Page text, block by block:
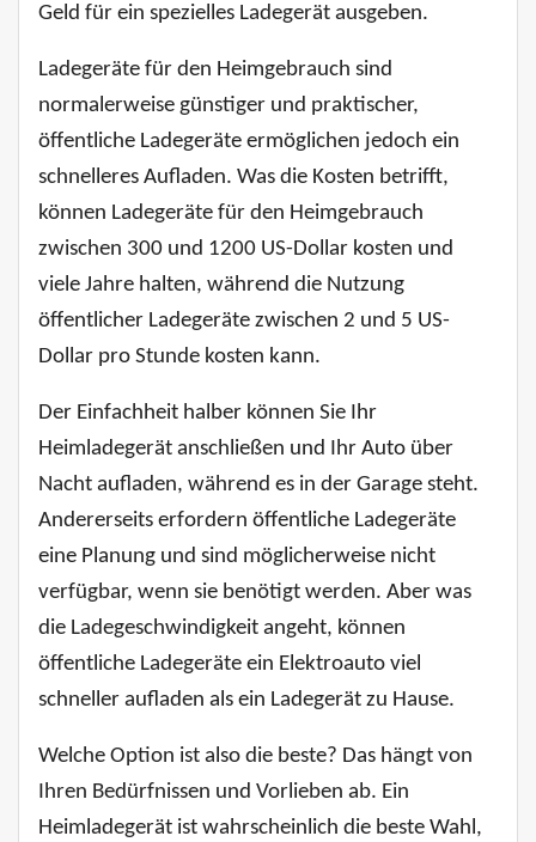
Geld für ein spezielles Ladegerät ausgeben.
Ladegeräte für den Heimgebrauch sind
normalerweise günstiger und praktischer,
öffentliche Ladegeräte ermöglichen jedoch ein
schnelleres Aufladen. Was die Kosten betrifft,
können Ladegeräte für den Heimgebrauch
zwischen 300 und 1200 US-Dollar kosten und
viele Jahre halten, während die Nutzung
öffentlicher Ladegeräte zwischen 2 und 5 US-
Dollar pro Stunde kosten kann.
Der Einfachheit halber können Sie Ihr
Heimladegerät anschließen und Ihr Auto über
Nacht aufladen, während es in der Garage steht.
Andererseits erfordern öffentliche Ladegeräte
eine Planung und sind möglicherweise nicht
verfügbar, wenn sie benötigt werden. Aber was
die Ladegeschwindigkeit angeht, können
öffentliche Ladegeräte ein Elektroauto viel
schneller aufladen als ein Ladegerät zu Hause.
Welche Option ist also die beste? Das hängt von
Ihren Bedürfnissen und Vorlieben ab. Ein
Heimladegerät ist wahrscheinlich die beste Wahl,